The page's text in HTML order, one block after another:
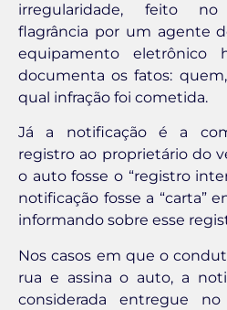
irregularidade, feito
flagrância por um agente
equipamento eletrônico
documenta os fatos:
qual infração foi cometida.
Já a notificação é a
registro ao proprietário do
o auto fosse o “registro
notificação fosse a “carta”
informando sobre esse
Nos casos em que o
rua e assina o auto, a
considerada entregue